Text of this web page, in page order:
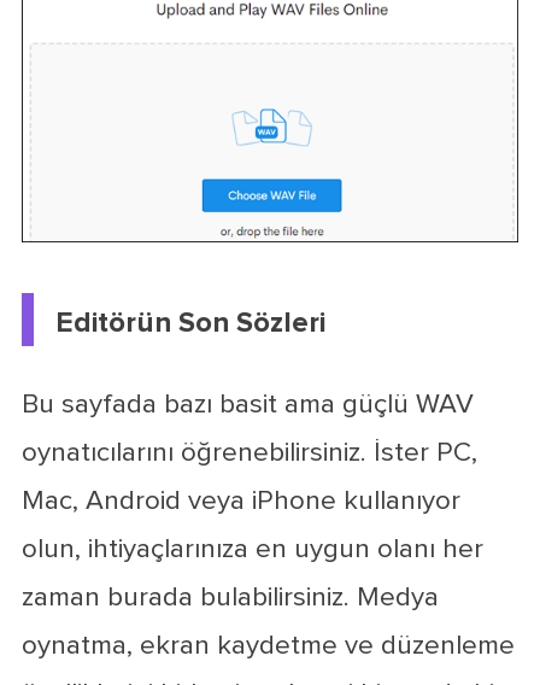
Editörün Son Sözleri
Bu sayfada bazı basit ama güçlü WAV
oynatıcılarını öğrenebilirsiniz. İster PC,
Mac, Android veya iPhone kullanıyor
olun, ihtiyaçlarınıza en uygun olanı her
zaman burada bulabilirsiniz. Medya
oynatma, ekran kaydetme ve düzenleme